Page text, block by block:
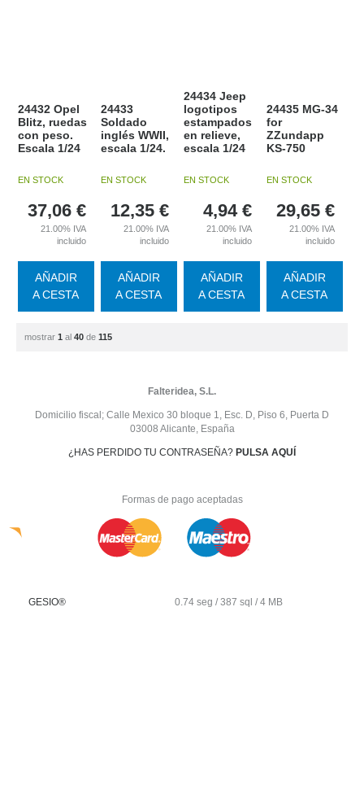
24432 Opel
Blitz, ruedas
con peso.
Escala 1/24
EN STOCK
37,06 €
21.00% IVA
incluido
AÑADIR
A CESTA
24433
Soldado
inglés WWII,
escala 1/24.
EN STOCK
12,35 €
21.00% IVA
incluido
AÑADIR
A CESTA
24434 Jeep
logotipos
estampados
en relieve,
escala 1/24
EN STOCK
4,94 €
21.00% IVA
incluido
AÑADIR
A CESTA
24435 MG-34
for
ZZundapp
KS-750
EN STOCK
29,65 €
21.00% IVA
incluido
AÑADIR
A CESTA
mostrar 1 al 40 de 115
Falteridea, S.L.
Domicilio fiscal; Calle Mexico 30 bloque 1, Esc. D, Piso 6, Puerta D
03008 Alicante, España
¿HAS PERDIDO TU CONTRASEÑA? PULSA AQUÍ
Formas de pago aceptadas
GESIO® 0.74 seg /387 sql / 4 MB